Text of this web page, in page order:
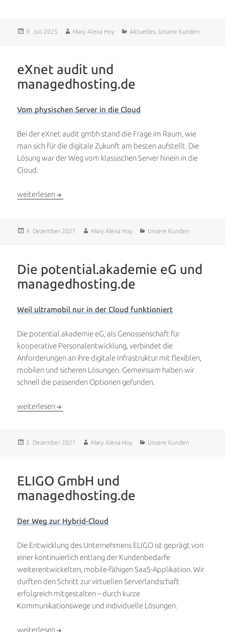
Veröffentlicht
9. Juli 2025 Autor
Mary Alexa Hoy Kategorien
Aktuelles Unsere Kunden
eXnet audit und
managedhosting.de
Vom physischen Server in die Cloud
Bei der eXnet audit gmbh stand die Frage im Raum, wie
man sich für die digitale Zukunft am besten aufstellt. Die
Lösung war der Weg vom klassischen Server hinein in die
Cloud.
eXnet audit und managedhosting.de
weiterlesen
Veröffentlicht
9. Dezember 2021 Autor
Mary Alexa Hoy Kategorien
Unsere Kunden
Die potential.akademie eG und
managedhosting.de
Weil ultramobil nur in der Cloud funktioniert
Die potential.akademie eG, als Genossenschaft für
kooperative Personalentwicklung, verbindet die
Anforderungen an ihre digitale Infrastruktur mit flexiblen,
mobilen und sicheren Lösungen. Gemeinsam haben wir
schnell die passenden Optionen gefunden.
Die potential.akademie eG und managedhosting.de
weiterlesen
Veröffentlicht
2. Dezember 2021 Autor
Mary Alexa Hoy Kategorien
Unsere Kunden
ELIGO GmbH und
managedhosting.de
Der Weg zur Hybrid-Cloud
Die Entwicklung des Unternehmens ELIGO ist geprägt von
einer kontinuierlich entlang der Kundenbedarfe
weiterentwickelten, mobile-fähigen SaaS-Applikation. Wir
durften den Schritt zur virtuellen Serverlandschaft
erfolgreich mitgestalten – durch kurze
Kommunikationswege und individuelle Lösungen.
ELIGO GmbH und managedhosting.de
weiterlesen